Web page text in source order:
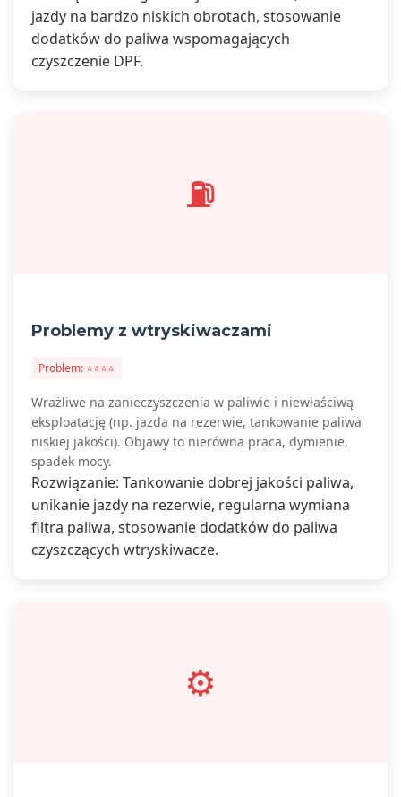
jazdy na bardzo niskich obrotach, stosowanie
dodatków do paliwa wspomagających
czyszczenie DPF.
⛽
Problemy z wtryskiwaczami
Problem: ⭐⭐⭐⭐
Wrażliwe na zanieczyszczenia w paliwie i niewłaściwą
eksploatację (np. jazda na rezerwie, tankowanie paliwa
niskiej jakości). Objawy to nierówna praca, dymienie,
spadek mocy.
Rozwiązanie: Tankowanie dobrej jakości paliwa,
unikanie jazdy na rezerwie, regularna wymiana
filtra paliwa, stosowanie dodatków do paliwa
czyszczących wtryskiwacze.
⚙️